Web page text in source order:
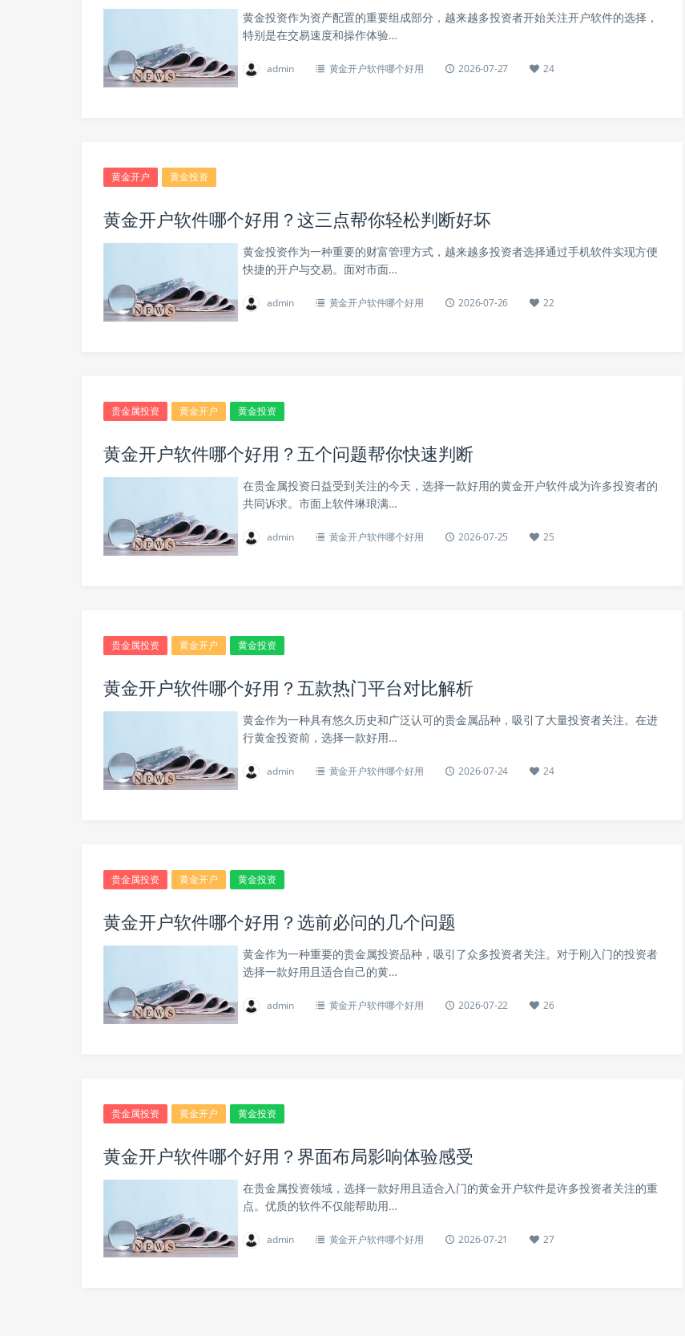
黄金投资作为资产配置的重要组成部分，越来越多投资者开始关注开户软件的选择，
特别是在交易速度和操作体验…
admin 黄金开户软件哪个好用 2026-07-27 24
黄金开户 黄金投资
黄金开户软件哪个好用？这三点帮你轻松判断好坏
黄金投资作为一种重要的财富管理方式，越来越多投资者选择通过手机软件实现方便
快捷的开户与交易。面对市面…
admin 黄金开户软件哪个好用 2026-07-26 22
贵金属投资 黄金开户 黄金投资
黄金开户软件哪个好用？五个问题帮你快速判断
在贵金属投资日益受到关注的今天，选择一款好用的黄金开户软件成为许多投资者的
共同诉求。市面上软件琳琅满…
admin 黄金开户软件哪个好用 2026-07-25 25
贵金属投资 黄金开户 黄金投资
黄金开户软件哪个好用？五款热门平台对比解析
黄金作为一种具有悠久历史和广泛认可的贵金属品种，吸引了大量投资者关注。在进
行黄金投资前，选择一款好用…
admin 黄金开户软件哪个好用 2026-07-24 24
贵金属投资 黄金开户 黄金投资
黄金开户软件哪个好用？选前必问的几个问题
黄金作为一种重要的贵金属投资品种，吸引了众多投资者关注。对于刚入门的投资者
选择一款好用且适合自己的黄…
admin 黄金开户软件哪个好用 2026-07-22 26
贵金属投资 黄金开户 黄金投资
黄金开户软件哪个好用？界面布局影响体验感受
在贵金属投资领域，选择一款好用且适合入门的黄金开户软件是许多投资者关注的重
点。优质的软件不仅能帮助用…
admin 黄金开户软件哪个好用 2026-07-21 27